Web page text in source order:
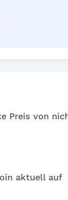
Preis von
aktuell auf